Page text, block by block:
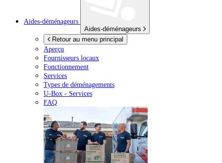
Aides-déménageurs
Aides-déménageurs
Retour au menu principal
Aperçu
Fournisseurs locaux
Fonctionnement
Services
Types de déménagements
U-Box - Services
FAQ